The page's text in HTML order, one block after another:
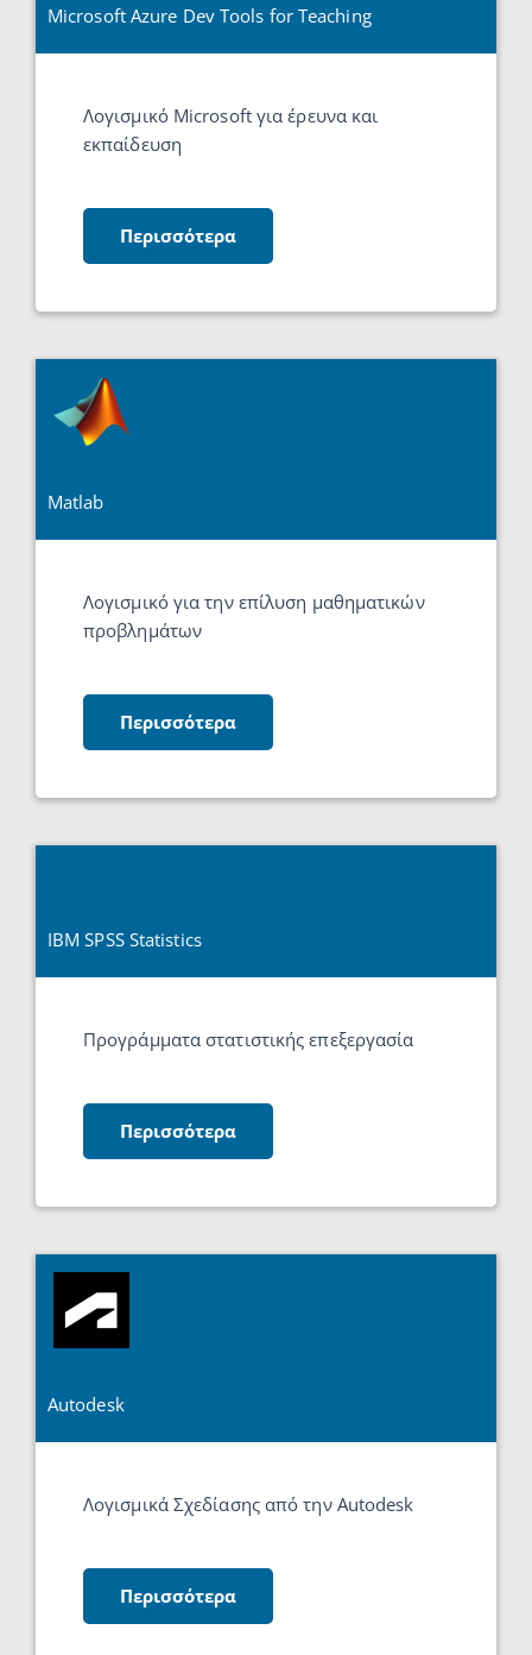
Microsoft Azure Dev Tools for Teaching
Λογισμικό Microsoft για έρευνα και
εκπαίδευση
Περισσότερα
Matlab
Λογισμικό για την επίλυση μαθηματικών
προβλημάτων
Περισσότερα
IBM SPSS Statistics
Προγράμματα στατιστικής επεξεργασία
Περισσότερα
Autodesk
Λογισμικά Σχεδίασης από την Autodesk
Περισσότερα